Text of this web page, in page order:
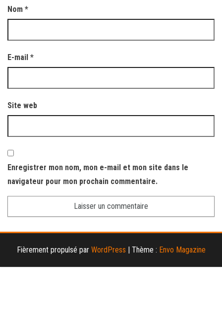
Nom *
E-mail *
Site web
Enregistrer mon nom, mon e-mail et mon site dans le
navigateur pour mon prochain commentaire.
Fièrement propulsé par WordPress | Thème : Envo Magazine